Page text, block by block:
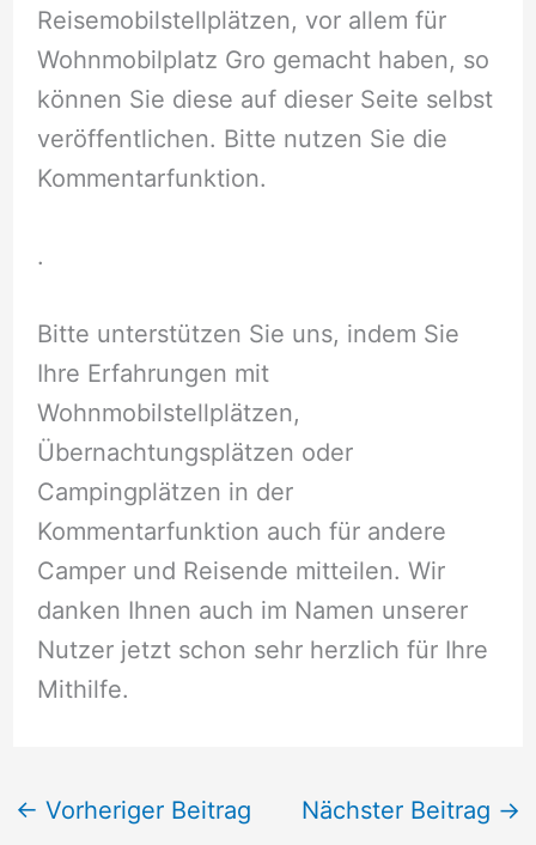
Reisemobilstellplätzen, vor allem für
Wohnmobilplatz Gro gemacht haben, so
können Sie diese auf dieser Seite selbst
veröffentlichen. Bitte nutzen Sie die
Kommentarfunktion.
.
Bitte unterstützen Sie uns, indem Sie
Ihre Erfahrungen mit
Wohnmobilstellplätzen,
Übernachtungsplätzen oder
Campingplätzen in der
Kommentarfunktion auch für andere
Camper und Reisende mitteilen. Wir
danken Ihnen auch im Namen unserer
Nutzer jetzt schon sehr herzlich für Ihre
Mithilfe.
← Vorheriger Beitrag Nächster Beitrag →